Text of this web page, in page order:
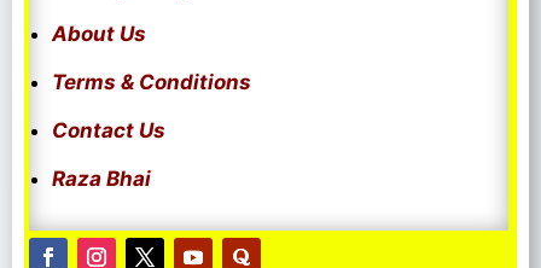
About Us
Terms & Conditions
Contact Us
Raza Bhai